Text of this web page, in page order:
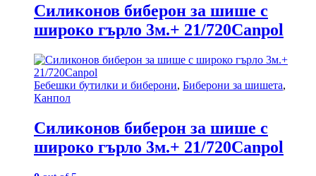
Силиконов биберон за шише с
широко гърло 3м.+ 21/720Canpol
Бебешки бутилки и биберони, Биберони за шишета,
Канпол
Силиконов биберон за шише с
широко гърло 3м.+ 21/720Canpol